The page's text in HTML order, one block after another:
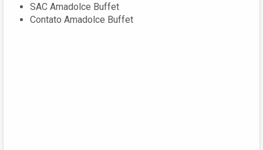
SAC Amadolce Buffet
Contato Amadolce Buffet